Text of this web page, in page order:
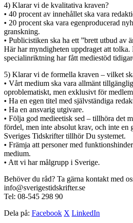
4) Klarar vi de kvalitativa kraven?
• 40 procent av innehållet ska vara
• 20 procent ska vara egenproducerad
granskning.
• Publicistiken ska ha ett ”brett utbud av
Här har myndigheten uppdraget att tolka.
specialinriktning har fått mediestöd
5) Klarar vi de formella kraven – vilket
• Vårt medium ska vara allmänt
oproblematiskt, men exklusivt för
• Ha en egen titel med självständiga
• Ha en ansvarig utgivare.
• Följa god medieetisk sed – tillhöra det
fördel, men inte absolut krav, och inte en
Sveriges Tidskrifter tillhör Du systemet.
• Främja att personer med
medium.
• Att vi har målgrupp i Sverige.
Behöver du råd? Ta gärna kontakt med
info@sverigestidskrifter.se
Tel: 08-545 298 90
Dela på: Facebook X LinkedIn